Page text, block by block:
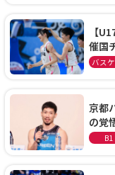
【
催国
通過
バス
京都
の覚
に、B1